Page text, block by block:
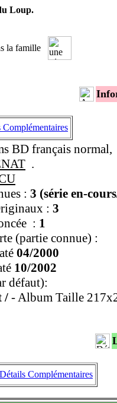
Loup.
la famille
Complémentaires
BD français normal,
.
: 3 (série en-
: 3
: 1
(partie connue) :
04/2000
10/2002
défaut):
/ - Album Taille
Détails Complémentaires